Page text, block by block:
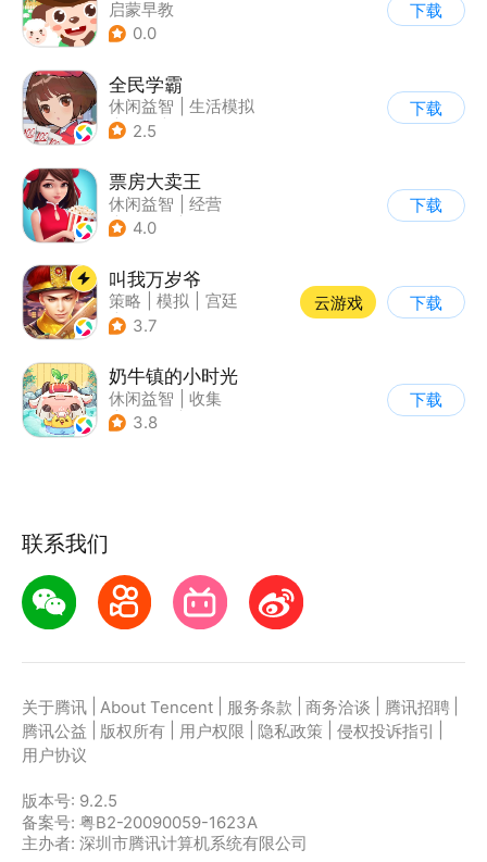
启蒙早教
0.0
下载
全民学霸
休闲益智
生活模拟
| 校园
2.5
下载
票房大卖王
休闲益智
经营
| 演艺圈
4.0
下载
叫我万岁爷
策略 模拟
宫廷
| 剧情
3.7
云游戏 下载
奶牛镇的小时光
休闲益智
收集
| 像素风
3.8
下载
联系我们
关于腾讯 About Tencent 服务条款 商务洽谈 腾讯招聘
腾讯公益
版权所有 用户权限 隐私政策 侵权投诉指引
用户协议
版本号: 9.2.5
备案号: 粤B2-20090059-1623A
主办者: 深圳市腾讯计算机系统有限公司